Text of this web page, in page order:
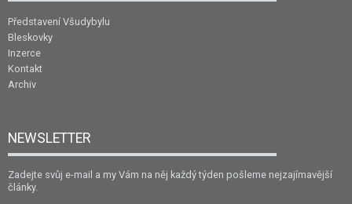
Představení Všudybylu
Bleskovky
Inzerce
Kontakt
Archiv
NEWSLETTER
Zadejte svůj e-mail a my Vám na něj každý týden pošleme nejzajímavější
články.